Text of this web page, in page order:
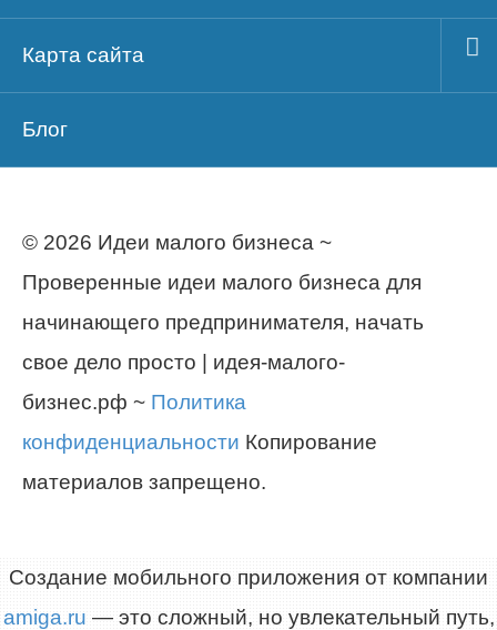
Карта сайта
Блог
© 2026 Идеи малого бизнеса ~
Проверенные идеи малого бизнеса для
начинающего предпринимателя, начать
свое дело просто | идея-малого-
бизнес.рф ~ Политика
конфиденциальности Копирование
материалов запрещено.
Создание мобильного приложения от компании
amiga.ru — это сложный, но увлекательный путь,